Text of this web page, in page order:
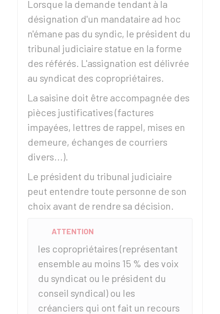
Lorsque la demande tendant à la
désignation d'un mandataire ad hoc
n'émane pas du syndic, le président du
tribunal judiciaire statue en la forme
des référés. L'assignation est délivrée
au syndicat des copropriétaires.
La saisine doit être accompagnée des
pièces justificatives (factures
impayées, lettres de rappel, mises en
demeure, échanges de courriers
divers...).
Le président du tribunal judiciaire
peut entendre toute personne de son
choix avant de rendre sa décision.
ATTENTION
les copropriétaires (représentant
ensemble au moins 15 % des voix
du syndicat ou le président du
conseil syndical) ou les
créanciers qui ont fait un recours